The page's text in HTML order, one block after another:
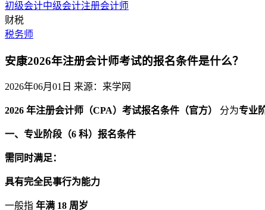
初级会计中级会计注册会计师
财税
税务师
安康2026年注册会计师考试的报名条件是什么？
2026年06月01日 来源：来学网
2026 年注册会计师（CPA）考试报名条件（官方） 分为专业
一、专业阶段（6 科）报名条件
需同时满足：
具有完全民事行为能力
一般指 年满 18 周岁